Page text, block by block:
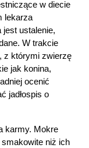
w diecie
lekarza
jest ustalenie,
W trakcie
z którymi zwierzę
jak konina,
ocenić
jadłospis o
karmy. Mokre
niż ich